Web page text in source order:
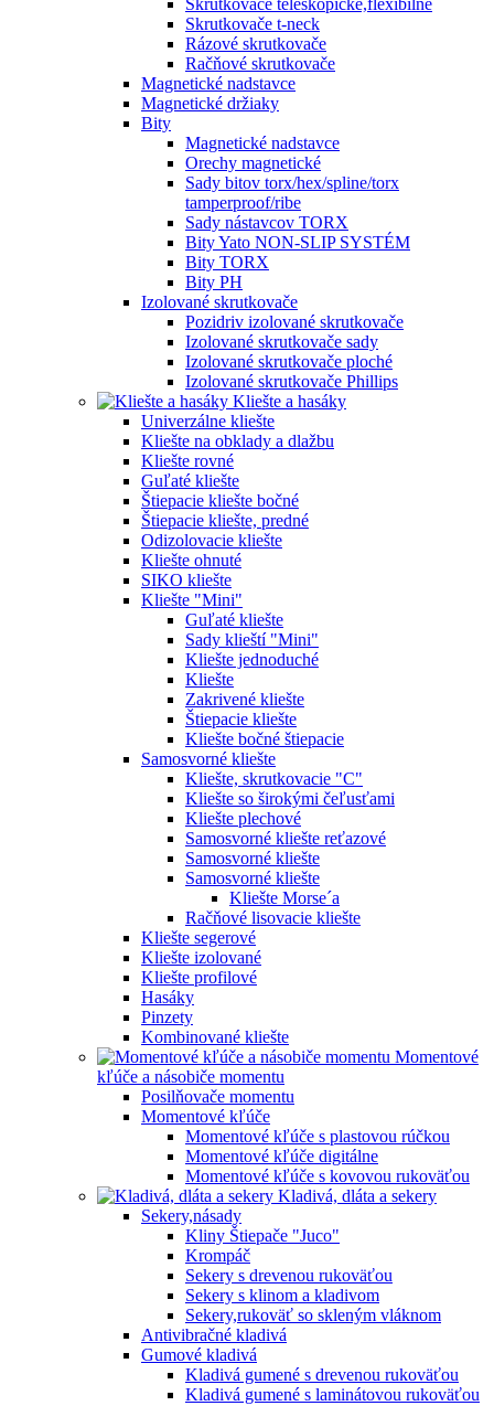
Skrutkovače t-neck
Rázové skrutkovače
Račňové skrutkovače
Magnetické nadstavce
Magnetické držiaky
Bity
Magnetické nadstavce
Orechy magnetické
Sady bitov torx/hex/spline/torx
tamperproof/ribe
Sady nástavcov TORX
Bity Yato NON-SLIP SYSTÉM
Bity TORX
Bity PH
Izolované skrutkovače
Pozidriv izolované skrutkovače
Izolované skrutkovače sady
Izolované skrutkovače ploché
Izolované skrutkovače Phillips
Kliešte a hasáky
Univerzálne kliešte
Kliešte na obklady a dlažbu
Kliešte rovné
Guľaté kliešte
Štiepacie kliešte bočné
Štiepacie kliešte, predné
Odizolovacie kliešte
Kliešte ohnuté
SIKO kliešte
Kliešte "Mini"
Guľaté kliešte
Sady klieští "Mini"
Kliešte jednoduché
Kliešte
Zakrivené kliešte
Štiepacie kliešte
Kliešte bočné štiepacie
Samosvorné kliešte
Kliešte, skrutkovacie "C"
Kliešte so širokými čeľusťami
Kliešte plechové
Samosvorné kliešte reťazové
Samosvorné kliešte
Samosvorné kliešte
Kliešte Morse´a
Račňové lisovacie kliešte
Kliešte segerové
Kliešte izolované
Kliešte profilové
Hasáky
Pinzety
Kombinované kliešte
Momentové
kľúče a násobiče momentu
Posilňovače momentu
Momentové kľúče
Momentové kľúče s plastovou rúčkou
Momentové kľúče digitálne
Momentové kľúče s kovovou rukoväťou
Kladivá, dláta a sekery
Sekery,násady
Kliny Štiepače "Juco"
Krompáč
Sekery s drevenou rukoväťou
Sekery s klinom a kladivom
Sekery,rukoväť so skleným vláknom
Antivibračné kladivá
Gumové kladivá
Kladivá gumené s drevenou rukoväťou
Kladivá gumené s laminátovou rukoväťou